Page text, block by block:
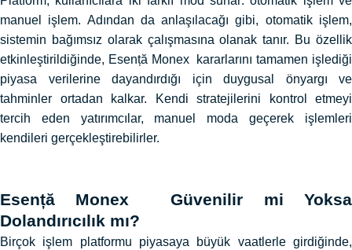
manuel işlem. Adından da anlaşılacağı gibi, otomatik işlem,
sistemin bağımsız olarak çalışmasına olanak tanır. Bu özellik
etkinleştirildiğinde, Esență Monex kararlarını tamamen işlediği
piyasa verilerine dayandırdığı için duygusal önyargı ve
tahminler ortadan kalkar. Kendi stratejilerini kontrol etmeyi
tercih eden yatırımcılar, manuel moda geçerek işlemleri
kendileri gerçekleştirebilirler.
Esență Monex Güvenilir mi Yoksa
Dolandırıcılık mı?
Birçok işlem platformu piyasaya büyük vaatlerle girdiğinde,